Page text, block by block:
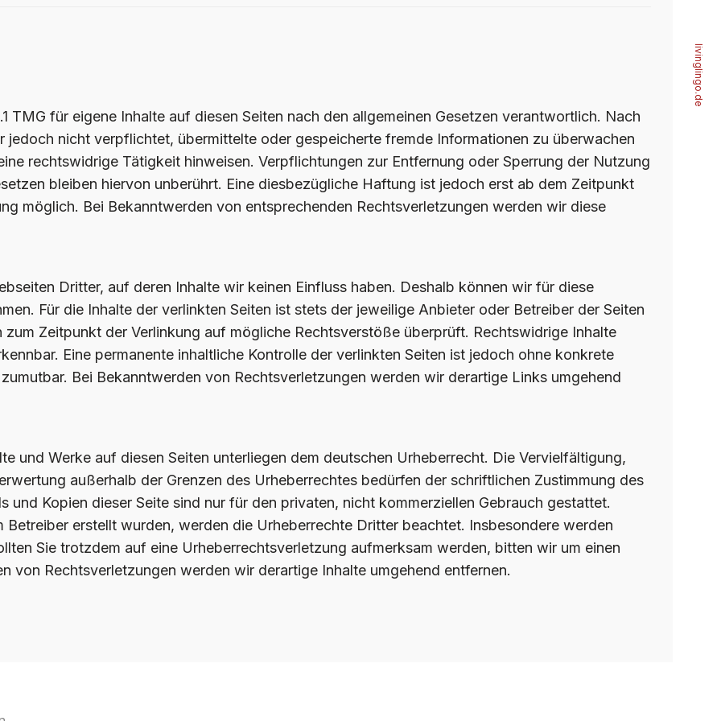
livinglingo.de
TMG für eigene Inhalte auf diesen Seiten nach den allgemeinen Gesetzen verantwortlich. Nach
jedoch nicht verpflichtet, übermittelte oder gespeicherte fremde Informationen zu überwachen
rechtswidrige Tätigkeit hinweisen. Verpflichtungen zur Entfernung oder Sperrung der Nutzung
bleiben hiervon unberührt. Eine diesbezügliche Haftung ist jedoch erst ab dem Zeitpunkt
möglich. Bei Bekanntwerden von entsprechenden Rechtsverletzungen werden wir diese
Dritter, auf deren Inhalte wir keinen Einfluss haben. Deshalb können wir für diese
Für die Inhalte der verlinkten Seiten ist stets der jeweilige Anbieter oder Betreiber der Seiten
Zeitpunkt der Verlinkung auf mögliche Rechtsverstöße überprüft. Rechtswidrige Inhalte
Eine permanente inhaltliche Kontrolle der verlinkten Seiten ist jedoch ohne konkrete
Bei Bekanntwerden von Rechtsverletzungen werden wir derartige Links umgehend
und Werke auf diesen Seiten unterliegen dem deutschen Urheberrecht. Die Vervielfältigung,
außerhalb der Grenzen des Urheberrechtes bedürfen der schriftlichen Zustimmung des
Kopien dieser Seite sind nur für den privaten, nicht kommerziellen Gebrauch gestattet.
erstellt wurden, werden die Urheberrechte Dritter beachtet. Insbesondere werden
Sie trotzdem auf eine Urheberrechtsverletzung aufmerksam werden, bitten wir um einen
von Rechtsverletzungen werden wir derartige Inhalte umgehend entfernen.